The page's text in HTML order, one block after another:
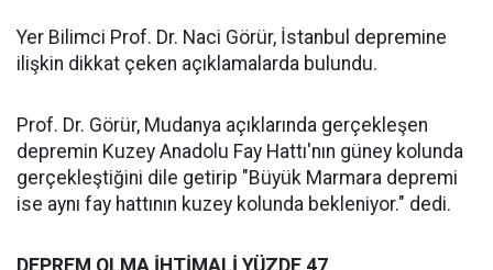
Yer Bilimci Prof. Dr. Naci Görür, İstanbul depremine
ilişkin dikkat çeken açıklamalarda bulundu.
Prof. Dr. Görür, Mudanya açıklarında gerçekleşen
depremin Kuzey Anadolu Fay Hattı'nın güney kolunda
gerçekleştiğini dile getirip "Büyük Marmara depremi
ise aynı fay hattının kuzey kolunda bekleniyor." dedi.
DEPREM OLMA İHTİMALİ YÜZDE 47